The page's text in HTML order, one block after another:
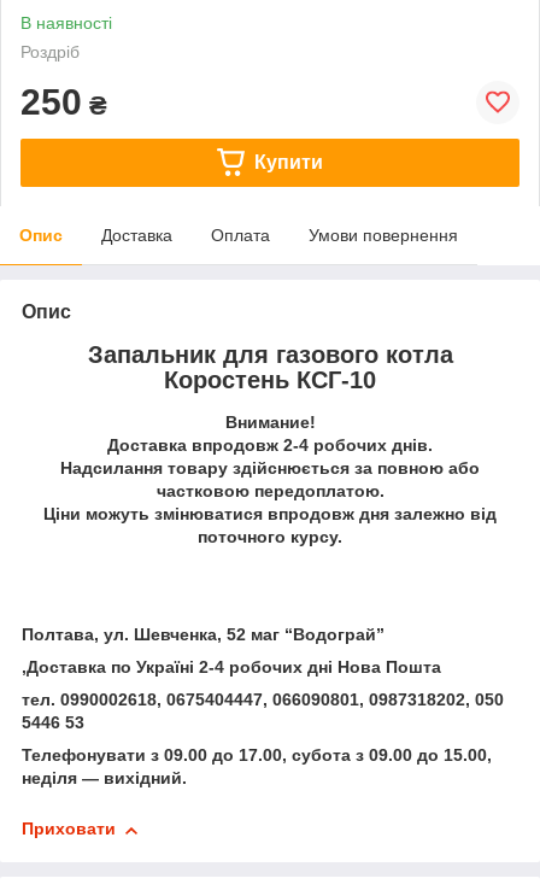
В наявності
Роздріб
250 ₴
Купити
Опис Доставка Оплата Умови повернення
Опис
Запальник для газового котла
Коростень КСГ-10
Внимание!
Доставка впродовж 2-4 робочих днів.
Надсилання товару здійснюється за повною або
частковою передоплатою.
Ціни можуть змінюватися впродовж дня залежно від
поточного курсу.
Полтава, ул. Шевченка, 52 маг “Водограй”
,Доставка по Україні 2-4 робочих дні Нова Пошта
тел. 0990002618, 0675404447, 066090801, 0987318202, 050
5446 53
Телефонувати з 09.00 до 17.00, субота з 09.00 до 15.00,
неділя — вихідний.
Приховати